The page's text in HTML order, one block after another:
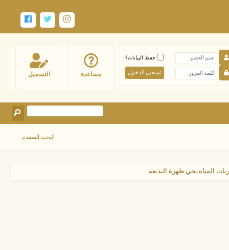
التسجيل مساعدة
حفظ البيانات؟
البحث المتقدم
المياه بحي ظهرة البديعة